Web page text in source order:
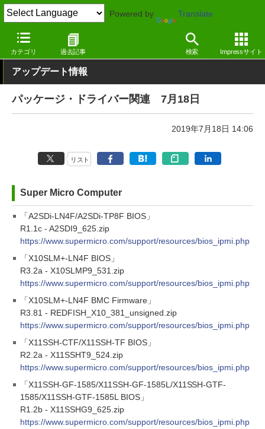
Powered by Translate
カテゴリ 過去記事 検索 Impressサイト
窓の杜 その他の話題 アップデート
アップデート情報
パッケージ・ドライバー関連 7月18日
2019年7月18日 14:06
リスト
Super Micro Computer
「A2SDi-LN4F/A2SDi-TP8F BIOS」
R1.1c - A2SDI9_625.zip
https://www.supermicro.com/support/resources/bios_ipmi.php
「X10SLM+-LN4F BIOS」
R3.2a - X10SLMP9_531.zip
https://www.supermicro.com/support/resources/bios_ipmi.php
「X10SLM+-LN4F BMC Firmware」
R3.81 - REDFISH_X10_381_unsigned.zip
https://www.supermicro.com/support/resources/bios_ipmi.php
「X11SSH-CTF/X11SSH-TF BIOS」
R2.2a - X11SSHT9_524.zip
https://www.supermicro.com/support/resources/bios_ipmi.php
「X11SSH-GF-1585/X11SSH-GF-1585L/X11SSH-GTF-
1585/X11SSH-GTF-1585L BIOS」
R1.2b - X11SSHG9_625.zip
https://www.supermicro.com/support/resources/bios_ipmi.php